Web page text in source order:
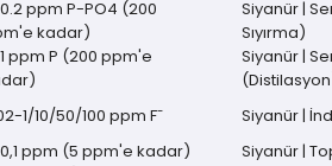
ppm P-PO4 (200
kadar)
Siyanür |
Sıyırma)
ppm P (200 ppm'e
Siyanür |
1/10/50/100 ppm F- Siyanür |
ppm (5 ppm'e kadar)
Siyanür |